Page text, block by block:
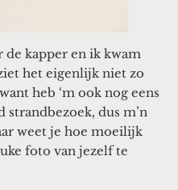
de kapper en ik kwam
het eigenlijk niet zo
heb ‘m ook nog eens
strandbezoek, dus m’n
weet je hoe moeilijk
foto van jezelf te